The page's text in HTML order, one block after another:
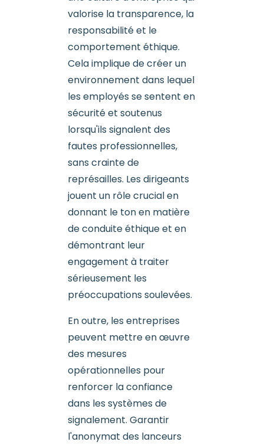
valorise la transparence, la
responsabilité et le
comportement éthique.
Cela implique de créer un
environnement dans lequel
les employés se sentent en
sécurité et soutenus
lorsqu'ils signalent des
fautes professionnelles,
sans crainte de
représailles. Les dirigeants
jouent un rôle crucial en
donnant le ton en matière
de conduite éthique et en
démontrant leur
engagement à traiter
sérieusement les
préoccupations soulevées.
En outre, les entreprises
peuvent mettre en œuvre
des mesures
opérationnelles pour
renforcer la confiance
dans les systèmes de
signalement. Garantir
l'anonymat des lanceurs